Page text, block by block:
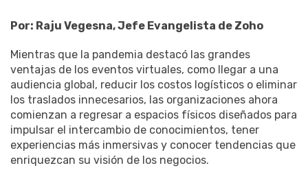
Por: Raju Vegesna, Jefe Evangelista de Zoho
Mientras que la pandemia destacó las grandes
ventajas de los eventos virtuales, como llegar a una
audiencia global, reducir los costos logísticos o eliminar
los traslados innecesarios, las organizaciones ahora
comienzan a regresar a espacios físicos diseñados para
impulsar el intercambio de conocimientos, tener
experiencias más inmersivas y conocer tendencias que
enriquezcan su visión de los negocios.